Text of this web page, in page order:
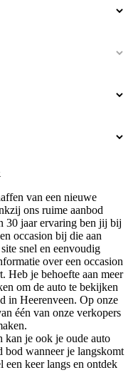
van een nieuwe
ons ruime aanbod
30 jaar ervaring ben jij bij
occasion bij die aan
snel en eenvoudig
over een occasion
Heb je behoefte aan meer
om de auto te bekijken
in Heerenveen. Op onze
één van onze verkopers
kan je ook je oude auto
bod wanneer je langskomt
een keer langs en ontdek